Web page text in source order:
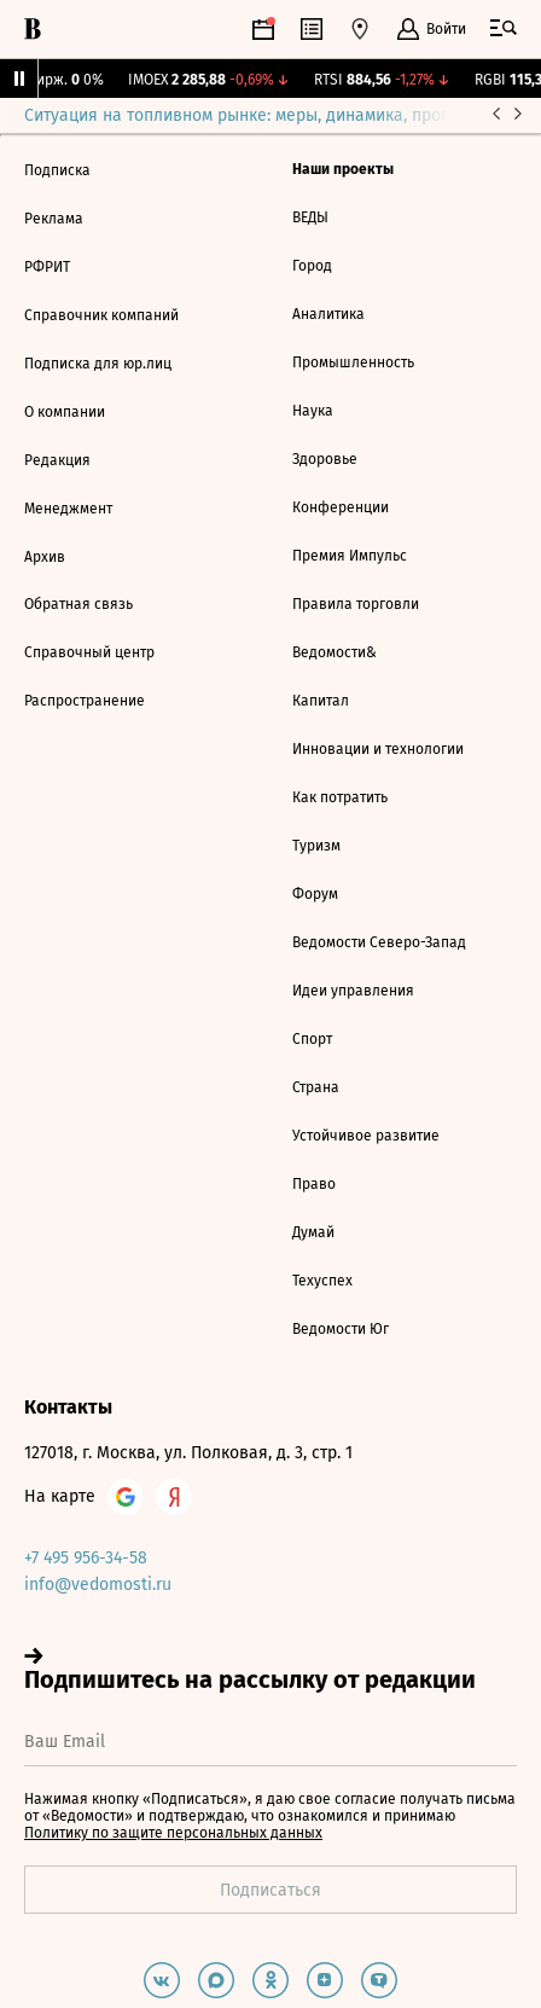
Войти
Бирж. 0 0% IMOEX 2 285,88 -0,69%↓ RTSI 884,56 -1,27%↓ RGBI
Ситуация на топливном рынке: меры, динамика, прогнозы
Подписка
Реклама
РФРИТ
Справочник компаний
Подписка для юр.лиц
О компании
Редакция
Менеджмент
Архив
Обратная связь
Справочный центр
Распространение
Наши проекты
ВЕДЫ
Город
Аналитика
Промышленность
Наука
Здоровье
Конференции
Премия Импульс
Правила торговли
Ведомости&
Капитал
Инновации и технологии
Как потратить
Туризм
Форум
Ведомости Северо-Запад
Идеи управления
Спорт
Страна
Устойчивое развитие
Право
Думай
Техуспех
Ведомости Юг
Контакты
127018, г. Москва, ул. Полковая, д. 3, стр. 1
На карте
+7 495 956-34-58
info@vedomosti.ru
Нажимая кнопку «Подписаться», я даю свое согласие получать письма
от «Ведомости» и подтверждаю, что ознакомился и принимаю
Политику по защите персональных данных